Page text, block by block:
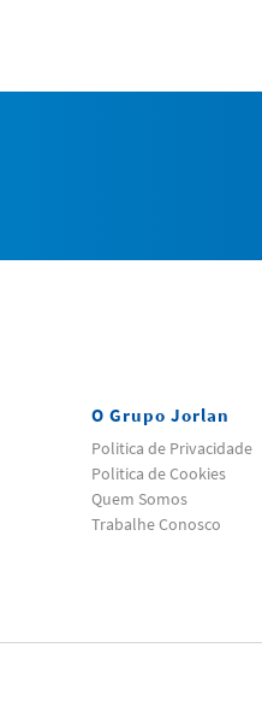
O Grupo Jorlan
Politica de Privacidade
Politica de Cookies
Quem Somos
Trabalhe Conosco